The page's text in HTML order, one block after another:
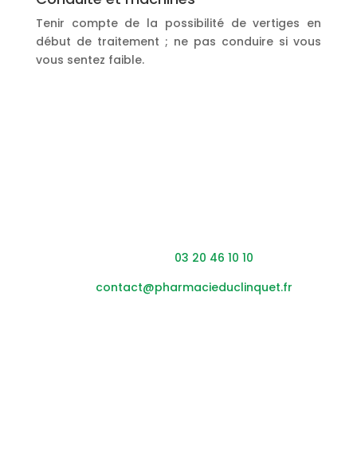
Tenir compte de la possibilité de vertiges en
début de traitement ; ne pas conduire si vous
vous sentez faible.
03 20 46 10 10
contact@pharmacieduclinquet.fr